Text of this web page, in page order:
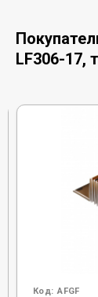
LF306-17,
Код: AFGF